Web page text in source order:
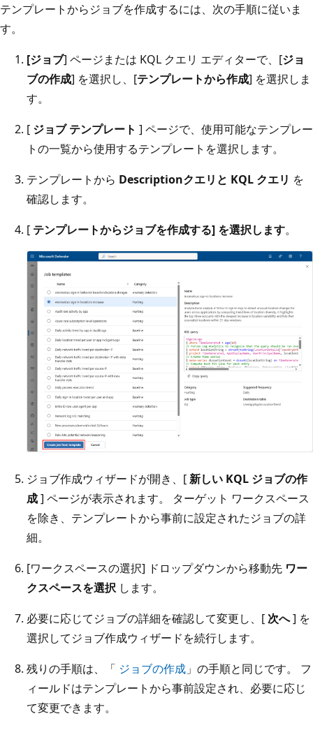
テンプレートからジョブを作成するには、次の手順に従いま
す。
[ジョブ] ページまたは KQL クエリ エディターで、[ジョ
ブの作成] を選択し、[テンプレートから作成] を選択しま
す。
[ ジョブ テンプレート ] ページで、使用可能なテンプレー
トの一覧から使用するテンプレートを選択します。
テンプレートから Descriptionクエリと KQL クエリ を
確認します。
[ テンプレートからジョブを作成する] を選択します。
ジョブ作成ウィザードが開き、[新しい KQL ジョブの作
成] ページが表示されます。 ターゲット ワークスペース
を除き、テンプレートから事前に設定されたジョブの詳
細。
[ワークスペースの選択] ドロップダウンから移動先 ワー
クスペースを選択 します。
必要に応じてジョブの詳細を確認して変更し、[ 次へ] を
選択してジョブ作成ウィザードを続行します。
残りの手順は、「 ジョブの作成 」の手順と同じです。 フ
ィールドはテンプレートから事前設定され、必要に応じ
て変更できます。